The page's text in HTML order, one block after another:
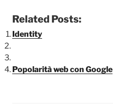
Related Posts:
Identity
Popolarità web con Google